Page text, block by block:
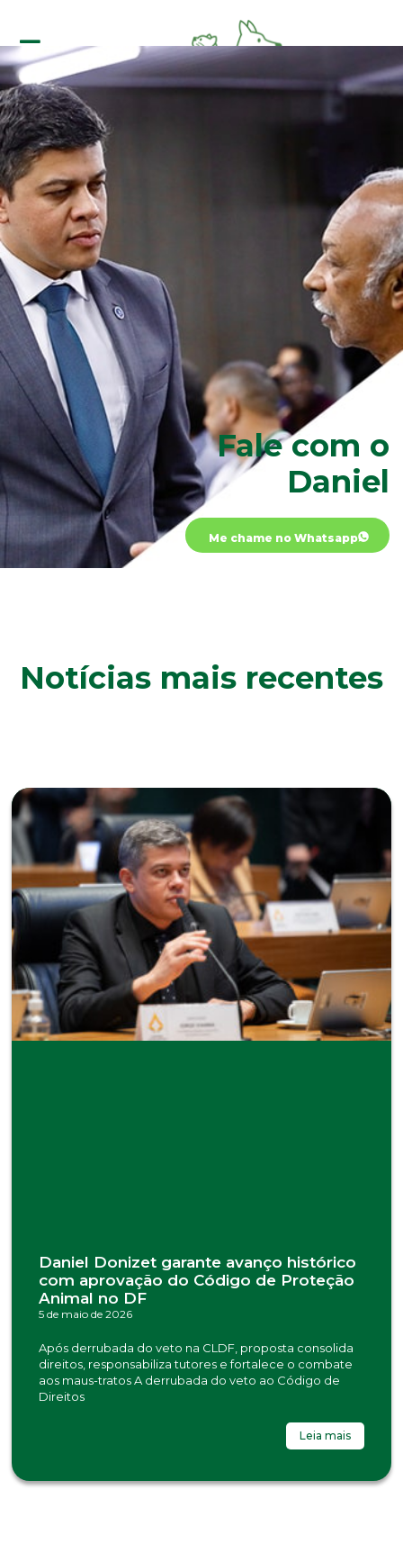
Fale com o
Daniel
Me chame no Whatsapp
Notícias mais recentes
Daniel Donizet garante avanço histórico
com aprovação do Código de Proteção
Animal no DF
5 de maio de 2026
Após derrubada do veto na CLDF, proposta consolida
direitos, responsabiliza tutores e fortalece o combate
aos maus-tratos A derrubada do veto ao Código de
Direitos
Leia mais